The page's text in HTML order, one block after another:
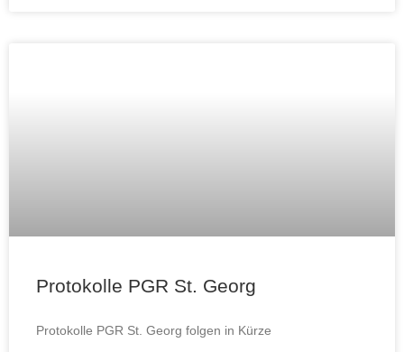
Protokolle PGR St. Georg
Protokolle PGR St. Georg folgen in Kürze